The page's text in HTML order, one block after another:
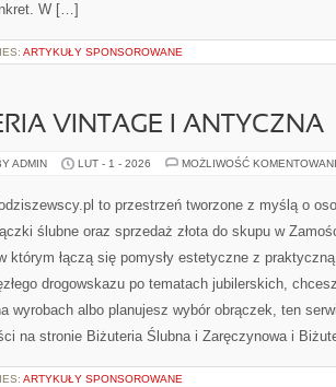
W […]
ARTYKUŁY SPONSOROWANE
VINTAGE I ANTYCZNA
ADMIN LUT - 1 - 2026 MOŻLIWOŚĆ
to przestrzeń tworzone z myślą o
ślubne oraz sprzedaż złota do skupu w
którym łączą się pomysły estetyczne z
drogowskazu po tematach jubilerskich,
wyrobach albo planujesz wybór obrączek, ten
na stronie Biżuteria Ślubna i Zaręczynowa i
ARTYKUŁY SPONSOROWANE